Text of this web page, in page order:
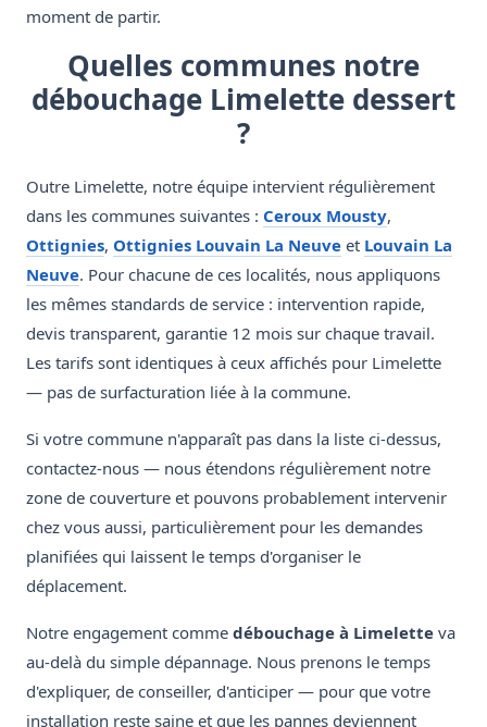
moment de partir.
Quelles communes notre
débouchage Limelette dessert
?
Outre Limelette, notre équipe intervient régulièrement
dans les communes suivantes : Ceroux Mousty,
Ottignies, Ottignies Louvain La Neuve et Louvain La
Neuve. Pour chacune de ces localités, nous appliquons
les mêmes standards de service : intervention rapide,
devis transparent, garantie 12 mois sur chaque travail.
Les tarifs sont identiques à ceux affichés pour Limelette
— pas de surfacturation liée à la commune.
Si votre commune n'apparaît pas dans la liste ci-dessus,
contactez-nous — nous étendons régulièrement notre
zone de couverture et pouvons probablement intervenir
chez vous aussi, particulièrement pour les demandes
planifiées qui laissent le temps d'organiser le
déplacement.
Notre engagement comme débouchage à Limelette va
au-delà du simple dépannage. Nous prenons le temps
d'expliquer, de conseiller, d'anticiper — pour que votre
installation reste saine et que les pannes deviennent